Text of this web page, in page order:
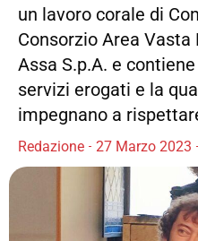
un lavoro corale di
Consorzio Area Vasta
Assa S.p.A. e
servizi erogati e la
impegnano a
Redazione 27 Marzo 2023